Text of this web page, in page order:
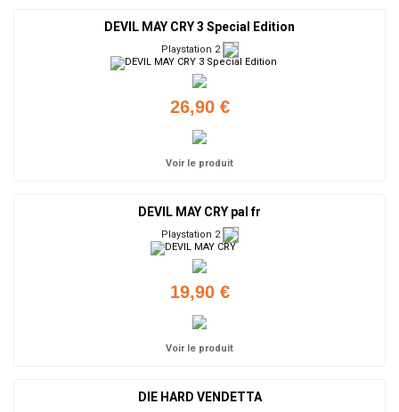
DEVIL MAY CRY 3 Special Edition
Playstation 2
26,90 €
Voir le produit
DEVIL MAY CRY pal fr
Playstation 2
19,90 €
Voir le produit
DIE HARD VENDETTA